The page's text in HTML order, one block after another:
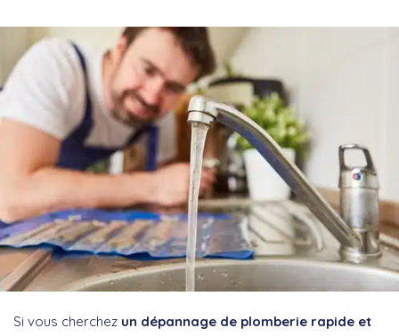
Si vous cherchez un dépannage de plomberie rapide et